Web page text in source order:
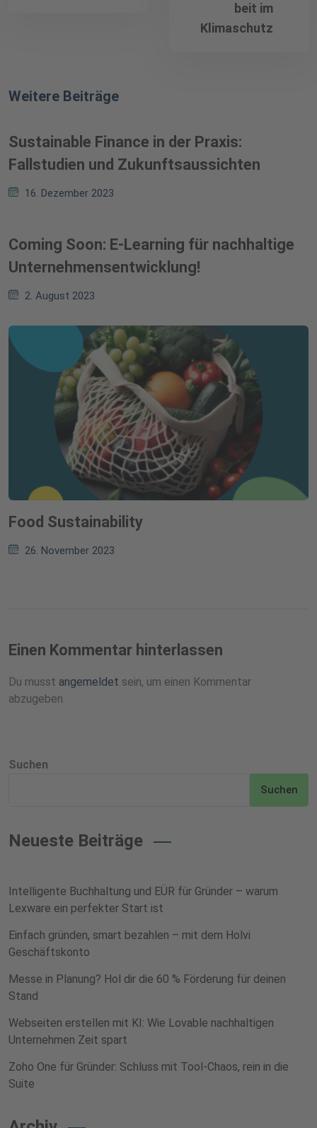
beit im
Klimaschutz
Weitere Beiträge
Sustainable Finance in der Praxis:
Fallstudien und Zukunftsaussichten
16. Dezember 2023
Coming Soon: E-Learning für nachhaltige
Unternehmensentwicklung!
2. August 2023
Food Sustainability
26. November 2023
Einen Kommentar hinterlassen
Du musst angemeldet sein, um einen Kommentar
abzugeben.
Suchen
Suchen
Neueste Beiträge
Intelligente Buchhaltung und EÜR für Gründer – warum
Lexware ein perfekter Start ist
Einfach gründen, smart bezahlen – mit dem Holvi
Geschäftskonto
Messe in Planung? Hol dir die 60 % Förderung für deinen
Stand
Webseiten erstellen mit KI: Wie Lovable nachhaltigen
Unternehmen Zeit spart
Zoho One für Gründer: Schluss mit Tool-Chaos, rein in die
Suite